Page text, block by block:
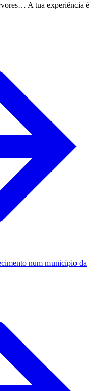
A tua experiência é
num município da